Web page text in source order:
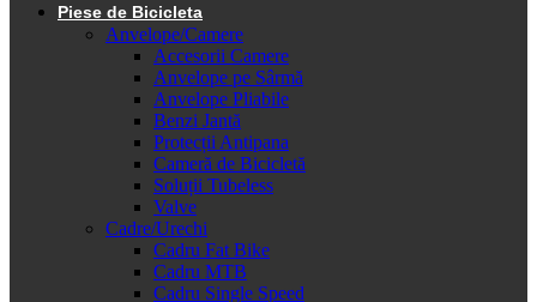
Piese de Bicicleta
Anvelope/Camere
Accesorii Camere
Anvelope pe Sârmă
Anvelope Pliabile
Benzi Jantă
Protecții Antipana
Cameră de Bicicletă
Soluții Tubeless
Valve
Cadre/Urechi
Cadru Fat Bike
Cadru MTB
Cadru Single Speed